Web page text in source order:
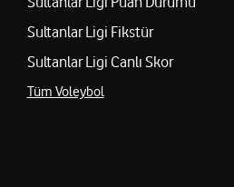
Sultanlar Ligi Fikstür
Sultanlar Ligi Canlı Skor
Tüm Voleybol